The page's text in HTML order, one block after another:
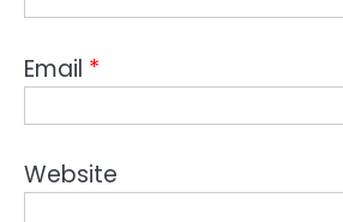
Email *
Website